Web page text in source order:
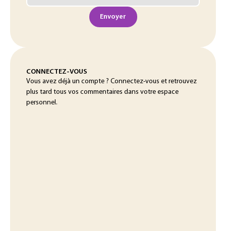
Envoyer
CONNECTEZ-VOUS
Vous avez déjà un compte ? Connectez-vous et retrouvez
plus tard tous vos commentaires dans votre espace
personnel.